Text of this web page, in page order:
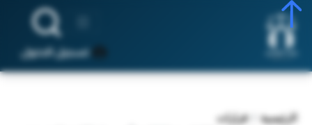
تسجيل الدخول
الرئيسية
قرارات